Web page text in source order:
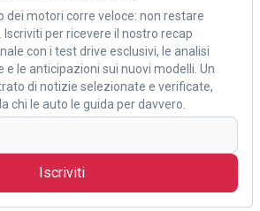
dei motori corre veloce: non restare
Iscriviti per ricevere il nostro recap
con i test drive esclusivi, le analisi
e le anticipazioni sui nuovi modelli. Un
di notizie selezionate e verificate,
chi le auto le guida per davvero.
Iscriviti